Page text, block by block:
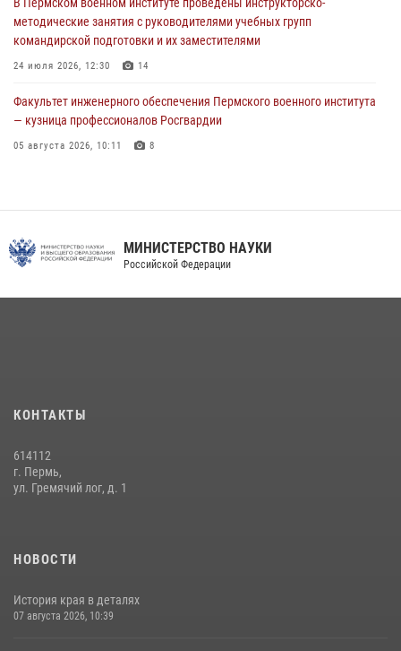
08 июля 2026, 09:36 2
Военнослужащие Пермского военного института приняли участие в
чемпионате войск национальной гвардии Российской Федерации по
07 июля 2026, 10:30 4
методические занятия с руководителями учебных групп
командирской подготовки и их заместителями
24 июля 2026, 12:30 14
Факультет инженерного обеспечения Пермского военного института
— кузница профессионалов Росгвардии
05 августа 2026, 10:11 8
небесного покровителя войск национальной гвардии Российской
Федерации»
МИНИСТЕРСТВО НАУКИ
Российской Федерации
КОНТАКТЫ
614112
г. Пермь,
ул. Гремячий лог, д. 1
НОВОСТИ
История края в деталях
07 августа 2026, 10:39